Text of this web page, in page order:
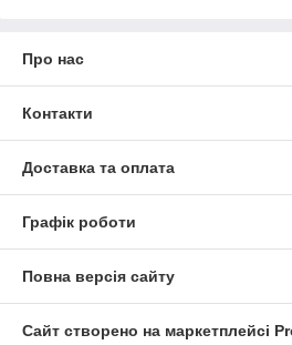
Про нас
Контакти
Доставка та оплата
Графік роботи
Повна версія сайту
Сайт створено на маркетплейсі